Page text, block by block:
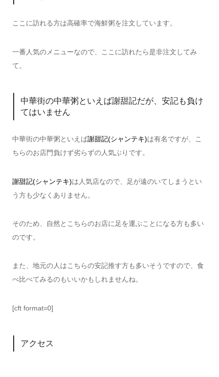
ここに訪れる方は高確率で海鮮粥を注文しています。
一番人気のメニューなので、ここに訪れたら是非注文してみ
て。
中華街の中華粥といえば謝甜記だが、安記も負け
てはいません
中華街の中華粥といえば謝甜記(シャンテキ)は有名ですが、こ
ちらのお店門負けず劣らずの人気ぶりです。
謝甜記(シャンテキ)は人気店なので、足が遠のいてしまうとい
う方も少なくありません。
そのため、自然とこちらのお店に足を運ぶことになる方も多い
のです。
また、地元の人はこちらの安記推す方も多いそうですので、食
べ比べてみるのもいいかもしれませんね。
[cft format=0]
アクセス